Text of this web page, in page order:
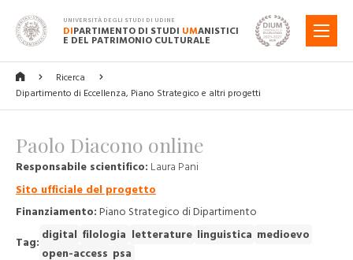
UNIVERSITÀ DEGLI STUDI DI UDINE
DIPARTIMENTO DI STUDI UMANISTICI
E DEL PATRIMONIO CULTURALE
MENU
Ricerca
Dipartimento di Eccellenza, Piano Strategico e altri progetti
Paolo Diacono online
Responsabile scientifico: Laura Pani
Sito ufficiale del progetto
Finanziamento: Piano Strategico di Dipartimento
Tag: digital filologia letterature linguistica medioevo
open-access psa